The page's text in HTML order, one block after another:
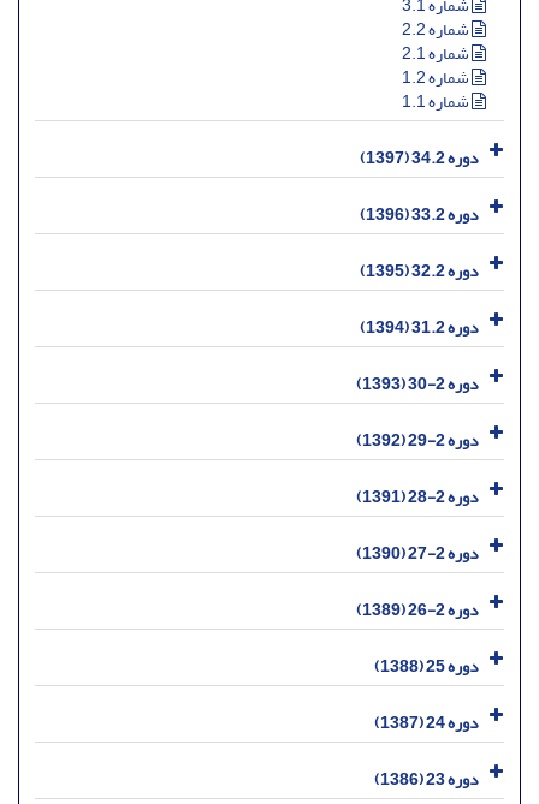
شماره 2.2
شماره 2.1
شماره 1.2
شماره 1.1
دوره 34.2 (1397)
دوره 33.2 (1396)
دوره 32.2 (1395)
دوره 31.2 (1394)
دوره 2-30 (1393)
دوره 2-29 (1392)
دوره 2-28 (1391)
دوره 2-27 (1390)
دوره 2-26 (1389)
دوره 25 (1388)
دوره 24 (1387)
دوره 23 (1386)